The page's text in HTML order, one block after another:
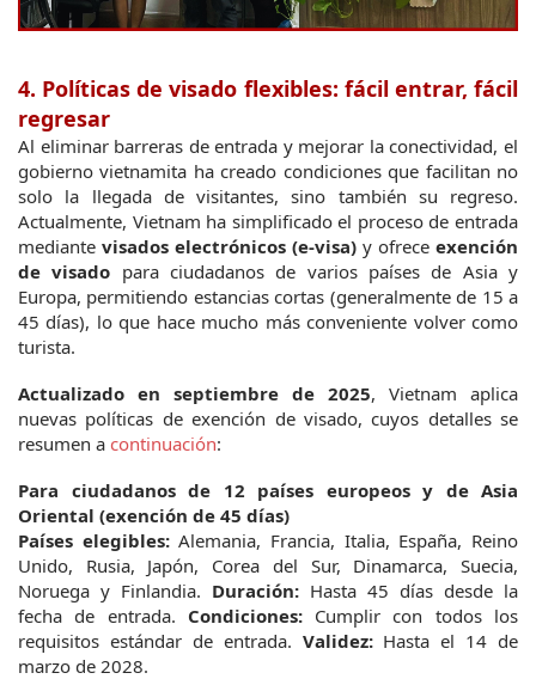
4. Políticas de visado flexibles: fácil entrar, fácil
regresar
Al eliminar barreras de entrada y mejorar la conectividad, el
gobierno vietnamita ha creado condiciones que facilitan no
solo la llegada de visitantes, sino también su regreso.
Actualmente, Vietnam ha simplificado el proceso de entrada
mediante visados electrónicos (e-visa) y ofrece exención
de visado para ciudadanos de varios países de Asia y
Europa, permitiendo estancias cortas (generalmente de 15 a
45 días), lo que hace mucho más conveniente volver como
turista.
Actualizado en septiembre de 2025, Vietnam aplica
nuevas políticas de exención de visado, cuyos detalles se
resumen a continuación:
Para ciudadanos de 12 países europeos y de Asia
Oriental (exención de 45 días)
Países elegibles: Alemania, Francia, Italia, España, Reino
Unido, Rusia, Japón, Corea del Sur, Dinamarca, Suecia,
Noruega y Finlandia. Duración: Hasta 45 días desde la
fecha de entrada. Condiciones: Cumplir con todos los
requisitos estándar de entrada. Validez: Hasta el 14 de
marzo de 2028.